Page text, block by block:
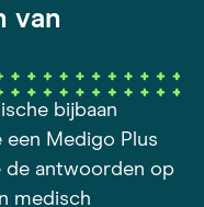
van
bijbaan
Medigo Plus
de antwoorden op
medisch